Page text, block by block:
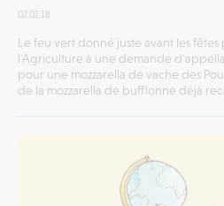
02.01.18
Le feu vert donné juste avant les
l'Agriculture à une demande
pour une mozzarella de vache des
de la mozzarella de bufflonne déjà